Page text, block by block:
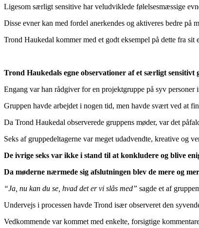
Ligesom særligt sensitive har veludviklede følelsesmæssige
Disse evner kan med fordel anerkendes og aktiveres bedre på
Trond Haukedal kommer med et godt eksempel på dette fra sit
Trond Haukedals egne observationer af et særligt sensitivt
Engang var han rådgiver for en projektgruppe på syv personer
Gruppen havde arbejdet i nogen tid, men havde svært ved at
Da Trond Haukedal observerede gruppens møder, var det
Seks af gruppedeltagerne var meget udadvendte, kreative og
De ivrige seks var ikke i stand til at konkludere og blive
Da møderne nærmede sig afslutningen blev de mere og
“Ja, nu kan du se, hvad det er vi slås med” sagde et af
Undervejs i processen havde Trond især observeret den
Vedkommende var kommet med enkelte, forsigtige